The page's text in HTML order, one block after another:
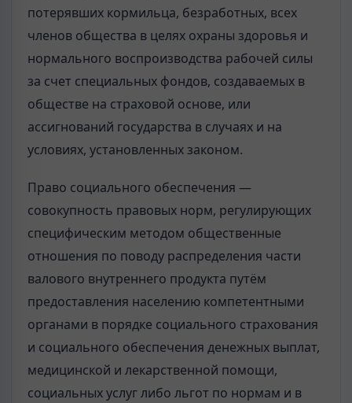
потерявших кормильца, безработных, всех
членов общества в целях охраны здоровья и
нормального воспроизводства рабочей силы
за счет специальных фондов, создаваемых в
обществе на страховой основе, или
ассигнований государства в случаях и на
условиях, установленных законом.
Право социального обеспечения —
совокупность правовых норм, регулирующих
специфическим методом общественные
отношения по поводу распределения части
валового внутреннего продукта путём
предоставления населению компетентными
органами в порядке социального страхования
и социального обеспечения денежных выплат,
медицинской и лекарственной помощи,
социальных услуг либо льгот по нормам и в